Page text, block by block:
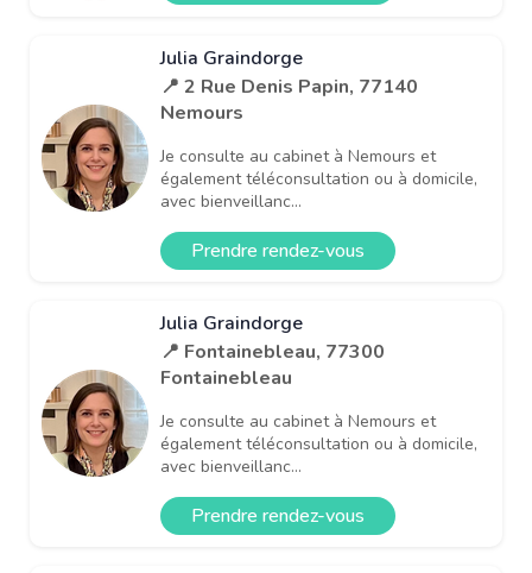
Julia Graindorge
📍 2 Rue Denis Papin, 77140
Nemours
Je consulte au cabinet à Nemours et
également téléconsultation ou à domicile,
avec bienveillanc...
Prendre rendez-vous
Julia Graindorge
📍 Fontainebleau, 77300
Fontainebleau
Je consulte au cabinet à Nemours et
également téléconsultation ou à domicile,
avec bienveillanc...
Prendre rendez-vous